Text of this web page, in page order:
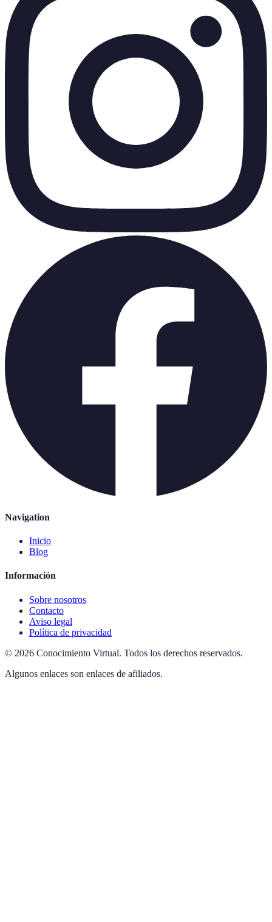
Navigation
Inicio
Blog
Información
Sobre nosotros
Contacto
Aviso legal
Política de privacidad
© 2026 Conocimiento Virtual. Todos los derechos reservados.
Algunos enlaces son enlaces de afiliados.